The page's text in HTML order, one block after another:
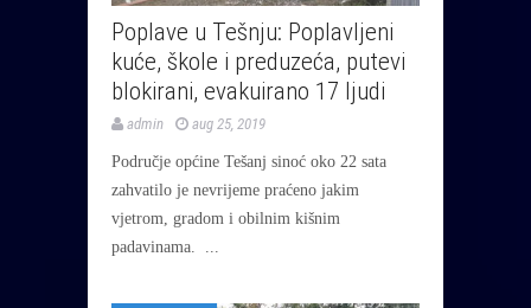
Poplave u Tešnju: Poplavljeni
kuće, škole i preduzeća, putevi
blokirani, evakuirano 17 ljudi
admin aug 25, 2019
Područje općine Tešanj sinoć oko 22 sata
zahvatilo je nevrijeme praćeno jakim
vjetrom, gradom i obilnim kišnim
padavinama. ...